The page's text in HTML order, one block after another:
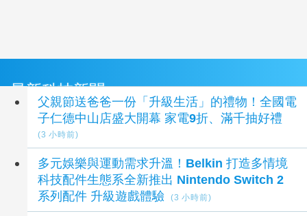
最新科技新聞
父親節送爸爸一份「升級生活」的禮物！全國電
子仁德中山店盛大開幕 家電9折、滿千抽好禮
(3 小時前)
多元娛樂與運動需求升溫！Belkin 打造多情境
科技配件生態系全新推出 Nintendo Switch 2
系列配件 升級遊戲體驗
(3 小時前)